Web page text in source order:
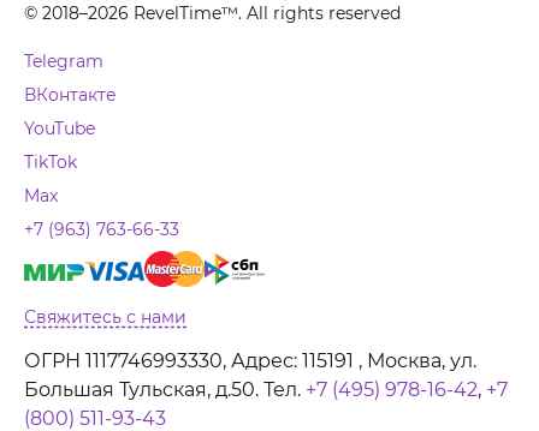
© 2018–2026 RevelTime™. All rights reserved
Telegram
ВКонтакте
YouTube
TikTok
Max
+7 (963) 763-66-33
Свяжитесь с нами
ОГРН 1117746993330, Адрес: 115191 , Москва, ул.
Большая Тульская, д.50. Тел. +7 (495) 978-16-42, +7
(800) 511-93-43